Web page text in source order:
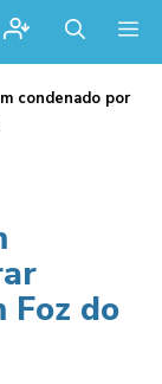
condenado por
Foz do